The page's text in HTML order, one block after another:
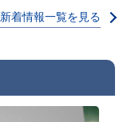
新着情報一覧を見る